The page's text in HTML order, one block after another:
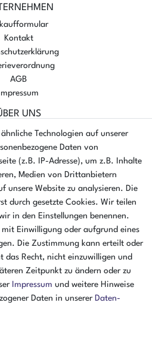
Kontakt
AGB
Impressum
UNS
GMBH
8a
Borken
Montag - Donnerstag
- 16:00 Uhr
Freitag
- 15:00 Uhr
Technologien auf unserer
Daten von
(z.B. IP-Adresse), um z.B. Inhalte
Medien von Drittanbietern
unsere Website zu analysieren. Die
durch gesetzte Cookies. Wir teilen
in den Einstellungen benennen.
Einwilligung oder aufgrund eines
Die Zustimmung kann erteilt oder
das Recht, nicht einzuwilligen und
Zeitpunkt zu ändern oder zu
Impressum und weitere Hinweise
Daten in unserer Daten­